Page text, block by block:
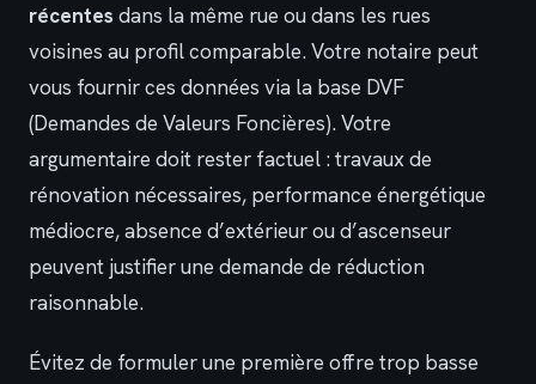
récentes dans la même rue ou dans les rues
voisines au profil comparable. Votre notaire peut
vous fournir ces données via la base DVF
(Demandes de Valeurs Foncières). Votre
argumentaire doit rester factuel : travaux de
rénovation nécessaires, performance énergétique
médiocre, absence d’extérieur ou d’ascenseur
peuvent justifier une demande de réduction
raisonnable.
Évitez de formuler une première offre trop basse